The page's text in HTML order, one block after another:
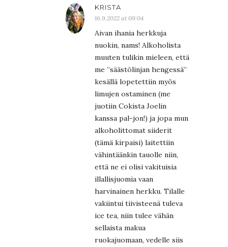
KRISTA
16.9.2022 at 09:04
Aivan ihania herkkuja
nuokin, nams! Alkoholista
muuten tulikin mieleen, että
me ”säästölinjan hengessä”
kesällä lopetettiin myös
limujen ostaminen (me
juotiin Cokista Joelin
kanssa pal-jon!) ja jopa mun
alkoholittomat siiderit
(tämä kirpaisi) laitettiin
vähintäänkin tauolle niin,
että ne ei olisi vakituisia
illallisjuomia vaan
harvinainen herkku. Tilalle
vakiintui tiivisteenä tuleva
ice tea, niin tulee vähän
sellaista makua
ruokajuomaan, vedelle siis